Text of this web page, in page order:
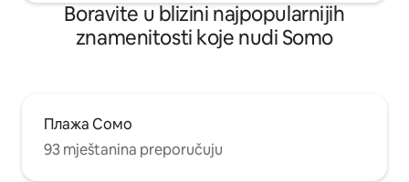
Boravite u blizini najpopularnijih
znamenitosti koje nudi Somo
Плажа Сомо
93 mještanina preporučuju